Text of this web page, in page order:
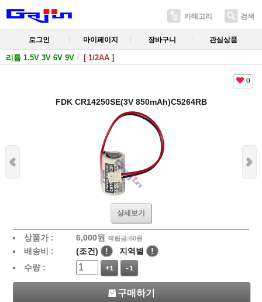
카테고리 검색
로그인 마이페이지 장바구니 관심상품
리튬 1.5V 3V 6V 9V [ 1/2AA ]
0
FDK CR14250SE(3V 850mAh)C5264RB
상세보기
상품가 : 6,000원 적립금:60원
배송비 : (조건) ! 지역별
!
수량 :
+1 -1
구매하기